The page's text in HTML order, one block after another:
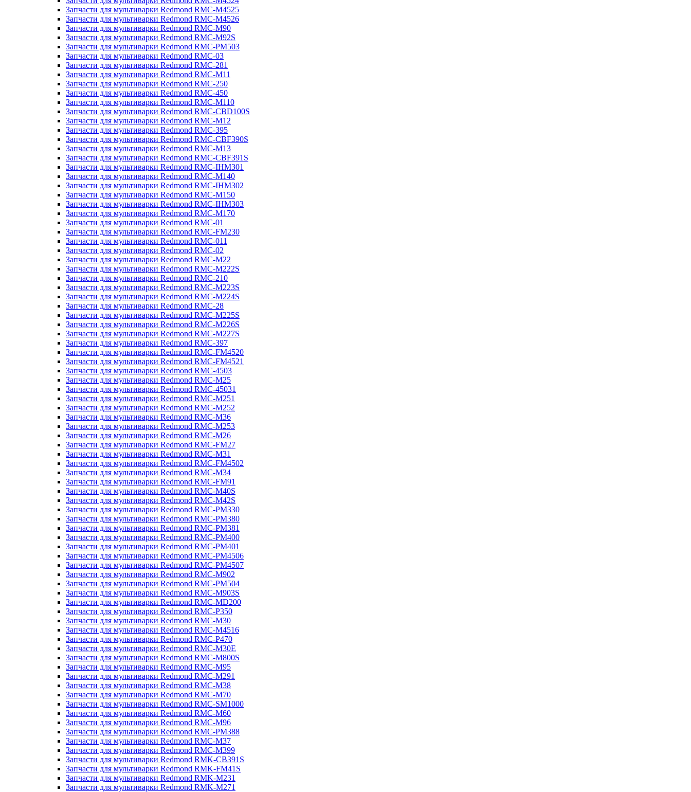
Запчасти для мультиварки Redmond RMC-M4525
Запчасти для мультиварки Redmond RMC-M4526
Запчасти для мультиварки Redmond RMC-M90
Запчасти для мультиварки Redmond RMC-M92S
Запчасти для мультиварки Redmond RMC-PM503
Запчасти для мультиварки Redmond RMC-03
Запчасти для мультиварки Redmond RMC-281
Запчасти для мультиварки Redmond RMC-M11
Запчасти для мультиварки Redmond RMC-250
Запчасти для мультиварки Redmond RMC-450
Запчасти для мультиварки Redmond RMC-M110
Запчасти для мультиварки Redmond RMC-CBD100S
Запчасти для мультиварки Redmond RMC-M12
Запчасти для мультиварки Redmond RMC-395
Запчасти для мультиварки Redmond RMC-CBF390S
Запчасти для мультиварки Redmond RMC-M13
Запчасти для мультиварки Redmond RMC-CBF391S
Запчасти для мультиварки Redmond RMC-IHM301
Запчасти для мультиварки Redmond RMC-M140
Запчасти для мультиварки Redmond RMC-IHM302
Запчасти для мультиварки Redmond RMC-M150
Запчасти для мультиварки Redmond RMC-IHM303
Запчасти для мультиварки Redmond RMC-M170
Запчасти для мультиварки Redmond RMC-01
Запчасти для мультиварки Redmond RMC-FM230
Запчасти для мультиварки Redmond RMC-011
Запчасти для мультиварки Redmond RMC-02
Запчасти для мультиварки Redmond RMC-M22
Запчасти для мультиварки Redmond RMC-M222S
Запчасти для мультиварки Redmond RMC-210
Запчасти для мультиварки Redmond RMC-M223S
Запчасти для мультиварки Redmond RMC-M224S
Запчасти для мультиварки Redmond RMC-28
Запчасти для мультиварки Redmond RMC-M225S
Запчасти для мультиварки Redmond RMC-M226S
Запчасти для мультиварки Redmond RMC-M227S
Запчасти для мультиварки Redmond RMC-397
Запчасти для мультиварки Redmond RMC-FM4520
Запчасти для мультиварки Redmond RMC-FM4521
Запчасти для мультиварки Redmond RMC-4503
Запчасти для мультиварки Redmond RMC-M25
Запчасти для мультиварки Redmond RMC-45031
Запчасти для мультиварки Redmond RMC-M251
Запчасти для мультиварки Redmond RMC-M252
Запчасти для мультиварки Redmond RMC-M36
Запчасти для мультиварки Redmond RMC-M253
Запчасти для мультиварки Redmond RMC-M26
Запчасти для мультиварки Redmond RMC-FM27
Запчасти для мультиварки Redmond RMC-M31
Запчасти для мультиварки Redmond RMC-FM4502
Запчасти для мультиварки Redmond RMC-M34
Запчасти для мультиварки Redmond RMC-FM91
Запчасти для мультиварки Redmond RMC-M40S
Запчасти для мультиварки Redmond RMC-M42S
Запчасти для мультиварки Redmond RMC-PM330
Запчасти для мультиварки Redmond RMC-PM380
Запчасти для мультиварки Redmond RMC-PM381
Запчасти для мультиварки Redmond RMC-PM400
Запчасти для мультиварки Redmond RMC-PM401
Запчасти для мультиварки Redmond RMC-PM4506
Запчасти для мультиварки Redmond RMC-PM4507
Запчасти для мультиварки Redmond RMC-M902
Запчасти для мультиварки Redmond RMC-PM504
Запчасти для мультиварки Redmond RMC-M903S
Запчасти для мультиварки Redmond RMC-MD200
Запчасти для мультиварки Redmond RMC-P350
Запчасти для мультиварки Redmond RMC-M30
Запчасти для мультиварки Redmond RMC-M4516
Запчасти для мультиварки Redmond RMC-P470
Запчасти для мультиварки Redmond RMC-M30E
Запчасти для мультиварки Redmond RMC-M800S
Запчасти для мультиварки Redmond RMC-M95
Запчасти для мультиварки Redmond RMC-M291
Запчасти для мультиварки Redmond RMC-M38
Запчасти для мультиварки Redmond RMC-M70
Запчасти для мультиварки Redmond RMC-SM1000
Запчасти для мультиварки Redmond RMC-M60
Запчасти для мультиварки Redmond RMC-M96
Запчасти для мультиварки Redmond RMC-PM388
Запчасти для мультиварки Redmond RMC-M37
Запчасти для мультиварки Redmond RMC-M399
Запчасти для мультиварки Redmond RMK-CB391S
Запчасти для мультиварки Redmond RMK-FM41S
Запчасти для мультиварки Redmond RMK-M231
Запчасти для мультиварки Redmond RMK-M271